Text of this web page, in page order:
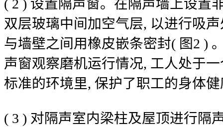
( 2 ) 设置隔声窗。在隔声墙上设置
双层玻璃中间加空气层, 以进行吸
与墙壁之间用橡皮嵌条密封( 图2 )
声窗观察磨机运行情况, 工人处于
标准的环境里, 保护了职工的身体
( 3 ) 对隔声室内梁柱及屋顶进行隔